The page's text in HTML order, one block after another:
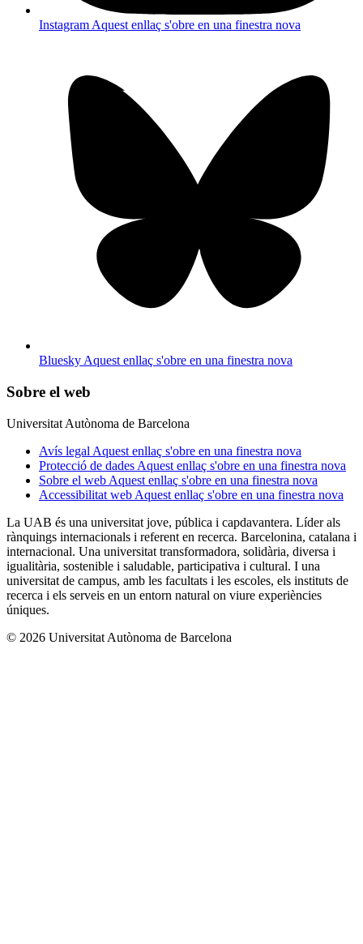
InstagramAquest enllaç s'obre en una finestra nova
BlueskyAquest enllaç s'obre en una finestra nova
Sobre el web
Universitat Autònoma de Barcelona
Avís legal Aquest enllaç s'obre en una finestra nova
Protecció de dades Aquest enllaç s'obre en una finestra nova
Sobre el web Aquest enllaç s'obre en una finestra nova
Accessibilitat web Aquest enllaç s'obre en una finestra nova
La UAB és una universitat jove, pública i capdavantera. Líder als
rànquings internacionals i referent en recerca. Barcelonina, catalana i
internacional. Una universitat transformadora, solidària, diversa i
igualitària, sostenible i saludable, participativa i cultural. I una
universitat de campus, amb les facultats i les escoles, els instituts de
recerca i els serveis en un entorn natural on viure experiències
úniques.
© 2026 Universitat Autònoma de Barcelona